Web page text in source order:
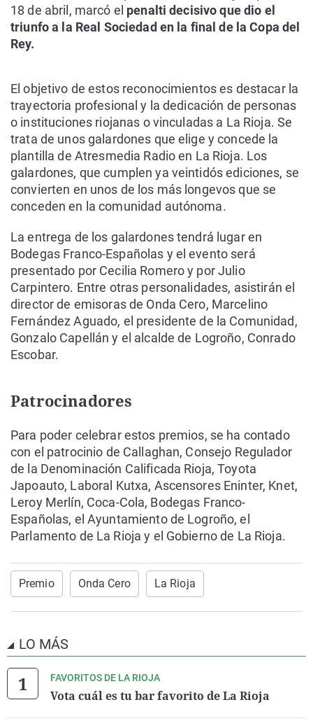
18 de abril, marcó el penalti decisivo que dio el
triunfo a la Real Sociedad en la final de la Copa del
Rey.
El objetivo de estos reconocimientos es destacar la
trayectoria profesional y la dedicación de personas
o instituciones riojanas o vinculadas a La Rioja. Se
trata de unos galardones que elige y concede la
plantilla de Atresmedia Radio en La Rioja. Los
galardones, que cumplen ya veintidós ediciones, se
convierten en unos de los más longevos que se
conceden en la comunidad autónoma.
La entrega de los galardones tendrá lugar en
Bodegas Franco-Españolas y el evento será
presentado por Cecilia Romero y por Julio
Carpintero. Entre otras personalidades, asistirán el
director de emisoras de Onda Cero, Marcelino
Fernández Aguado, el presidente de la Comunidad,
Gonzalo Capellán y el alcalde de Logroño, Conrado
Escobar.
Patrocinadores
Para poder celebrar estos premios, se ha contado
con el patrocinio de Callaghan, Consejo Regulador
de la Denominación Calificada Rioja, Toyota
Japoauto, Laboral Kutxa, Ascensores Eninter, Knet,
Leroy Merlín, Coca-Cola, Bodegas Franco-
Españolas, el Ayuntamiento de Logroño, el
Parlamento de La Rioja y el Gobierno de La Rioja.
Premio Onda Cero La Rioja
LO MÁS
FAVORITOS DE LA RIOJA
Vota cuál es tu bar favorito de La Rioja